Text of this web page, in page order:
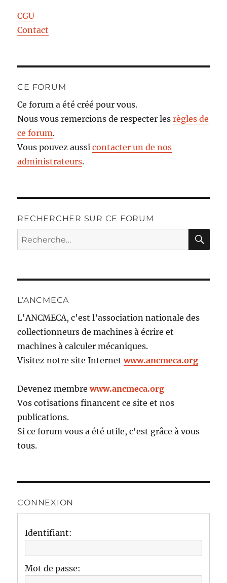
CGU
Contact
CE FORUM
Ce forum a été créé pour vous.
Nous vous remercions de respecter lesrègles de
ce forum.
Vous pouvez aussicontacter un de nos
administrateurs.
RECHERCHER SUR CE FORUM
Recherche
pour :
L’ANCMECA
L'ANCMECA, c'est l’association nationale des
collectionneurs de machines à écrire et
machines à calculer mécaniques.
Visitez notre site Internetwww.ancmeca.org
Devenez membrewww.ancmeca.org
Vos cotisations financent ce site et nos
publications.
Si ce forum vous a été utile, c'est grâce à vous
tous.
CONNEXION
Identifiant:
Mot de passe: